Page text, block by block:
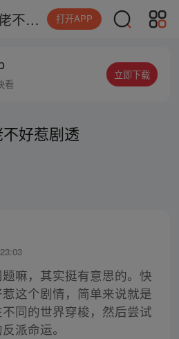
快穿系统反派大佬不好惹剧透 打开APP
看
立即下载
好惹剧透
嘛，其实挺有意思的。快
这个剧情，简单来说就是
同的世界穿梭，然后尝试
派命运。